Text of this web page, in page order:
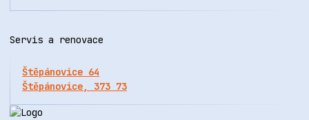
Servis a renovace
Štěpánovice 64
Štěpánovice, 373 73